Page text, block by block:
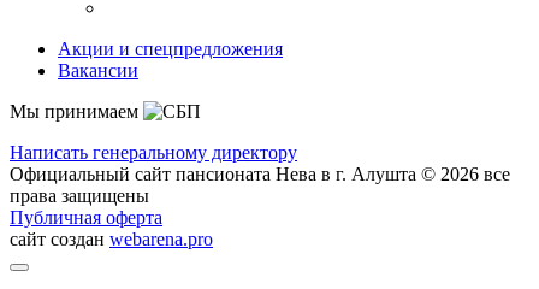
Акции и спецпредложения
Вакансии
Мы принимаем
Написать генеральному директору
Официальный сайт пансионата Нева в г. Алушта © 2026 все
права защищены
Публичная оферта
сайт создан webarena.pro